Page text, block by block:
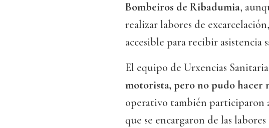
Bombeiros de Ribadumia,
realizar labores de
accesible para recibir asistencia
El equipo de Urxencias
motorista, pero no pudo hacer
operativo también participaron
que se encargaron de las